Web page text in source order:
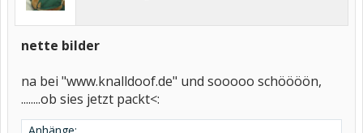
nette bilder
na bei "www.knalldoof.de" und sooooo schöööön,
........ob sies jetzt packt<: